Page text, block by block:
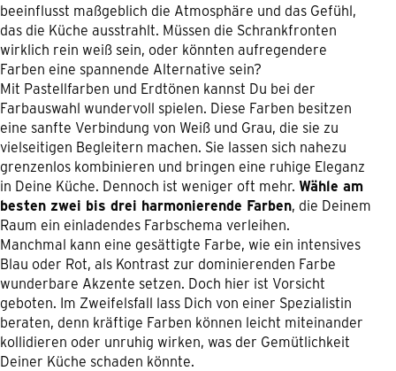
beeinflusst maßgeblich die Atmosphäre und das Gefühl,
das die Küche ausstrahlt. Müssen die Schrankfronten
wirklich rein weiß sein, oder könnten aufregendere
Farben eine spannende Alternative sein?
Mit Pastellfarben und Erdtönen kannst Du bei der
Farbauswahl wundervoll spielen. Diese Farben besitzen
eine sanfte Verbindung von Weiß und Grau, die sie zu
vielseitigen Begleitern machen. Sie lassen sich nahezu
grenzenlos kombinieren und bringen eine ruhige Eleganz
in Deine Küche. Dennoch ist weniger oft mehr. Wähle am
besten zwei bis drei harmonierende Farben, die Deinem
Raum ein einladendes Farbschema verleihen.
Manchmal kann eine gesättigte Farbe, wie ein intensives
Blau oder Rot, als Kontrast zur dominierenden Farbe
wunderbare Akzente setzen. Doch hier ist Vorsicht
geboten. Im Zweifelsfall lass Dich von einer Spezialistin
beraten, denn kräftige Farben können leicht miteinander
kollidieren oder unruhig wirken, was der Gemütlichkeit
Deiner Küche schaden könnte.